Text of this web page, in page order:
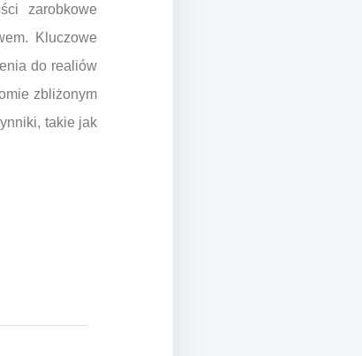
zarobkowe
Kluczowe
do realiów
zbliżonym
takie jak